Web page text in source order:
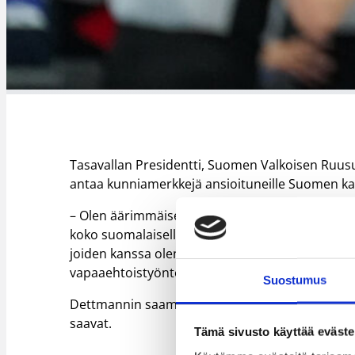
Suostumus
Tämä sivusto käyttää
Tasavallan Presidentti, Suomen Valkoisen
antaa kunniamerkkejä ansioituneille Suomen
– Olen äärimmäisen otettu tästä upeasta
koko suomalaiselle koripalloyhteisölle. Kuten
joiden kanssa olen saanut viedä peliä
vapaaehtoistyöntekijöille, joita ovat koko
Dettmannin saama Suomen Leijonan I luokan
saavat.